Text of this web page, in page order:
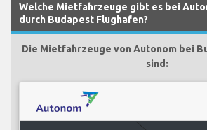
Welche Mietfahrzeuge gibt es bei
durch Budapest Flughafen?
Die Mietfahrzeuge von Autonom bei
sind: